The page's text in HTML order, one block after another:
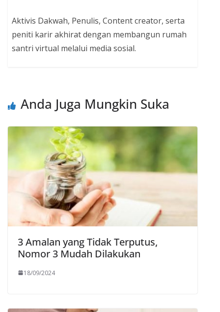
Aktivis Dakwah, Penulis, Content creator, serta
peniti karir akhirat dengan membangun rumah
santri virtual melalui media sosial.
Anda Juga Mungkin Suka
3 Amalan yang Tidak Terputus,
Nomor 3 Mudah Dilakukan
18/09/2024